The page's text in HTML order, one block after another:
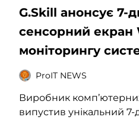
G.Skill анонсує 7-
сенсорний екран
моніторингу
ProIT NEWS
Виробник
випустив унікальний